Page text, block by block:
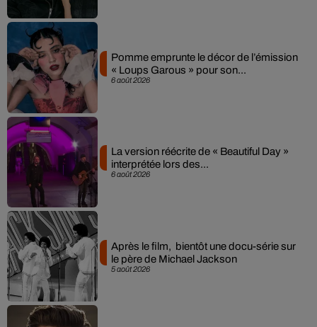
6 août 2026
Pomme emprunte le décor de l’émission
« Loups Garous » pour son...
6 août 2026
La version réécrite de « Beautiful Day »
interprétée lors des...
5 août 2026
Après le film, bientôt une docu-série sur
le père de Michael Jackson